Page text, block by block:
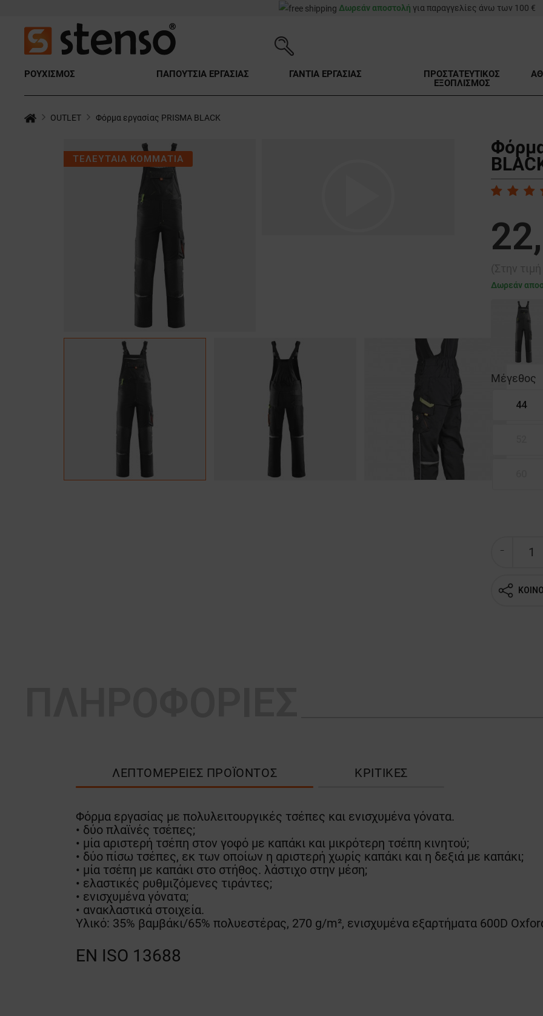
Δωρεάν αποστολή για παραγγελίες άνω των 100 €
ΡΟΥΧΙΣΜΟΣ ΠΑΠΟΥΤΣΙΑ ΕΡΓΑΣΙΑΣ ΓΑΝΤΙΑ ΕΡΓΑΣΙΑΣ
ΠΡΟΣΤΑΤΕΥΤΙΚΟΣ
ΕΞΟΠΛΙΣΜΟΣ
OUTLET Φόρμα εργασίας PRISMA BLACK
ΤΕΛΕΥΤΑΙΑ ΚΟΜΜΑΤΙΑ
Δωρεάν
Μέγεθος
44
ΛΕΠΤΟΜΈΡΕΙΕΣ ΠΡΟΪΌΝΤΟΣ ΚΡΙΤΙΚΈΣ
Φόρμα εργασίας με πολυλειτουργικές τσέπες και ενισχυμένα γόνατα.
• δύο πλαϊνές τσέπες;
• μία αριστερή τσέπη στον γοφό με καπάκι και μικρότερη τσέπη κινητού;
• δύο πίσω τσέπες, εκ των οποίων η αριστερή χωρίς καπάκι και η δεξιά με καπάκι;
• μία τσέπη με καπάκι στο στήθος. λάστιχο στην μέση;
• ελαστικές ρυθμιζόμενες τιράντες;
• ενισχυμένα γόνατα;
• ανακλαστικά στοιχεία.
Υλικό: 35% βαμβάκι/65% πολυεστέρας, 270 g/m², ενισχυμένα εξαρτήματα 600D
EN ISO 13688